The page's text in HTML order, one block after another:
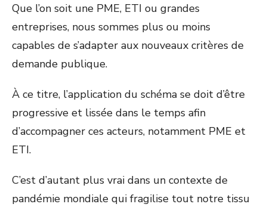
Que l’on soit une PME, ETI ou grandes
entreprises, nous sommes plus ou moins
capables de s’adapter aux nouveaux critères de
demande publique.
À ce titre, l’application du schéma se doit d’être
progressive et lissée dans le temps afin
d’accompagner ces acteurs, notamment PME et
ETI.
C’est d’autant plus vrai dans un contexte de
pandémie mondiale qui fragilise tout notre tissu